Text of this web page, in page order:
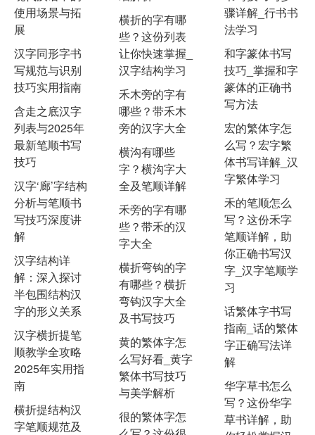
使用场景与拓
展
汉字同形字书
写规范与识别
技巧实用指南
含走之底汉字
列表与2025年
最新笔顺书写
技巧
汉字‘廊’字结构
分析与笔顺书
写技巧深度讲
解
汉字结构详
解：深入探讨
半包围结构汉
字的形义关系
汉字横折提笔
顺教学全攻略
2025年实用指
南
横折提结构汉
字笔顺规范及
横折的字有哪
些？这份列表
让你快速掌握_
汉字结构学习
禾木旁的字有
哪些？带禾木
旁的汉字大全
横沟有哪些
字？横沟字大
全及笔顺详解
禾旁的字有哪
些？带禾的汉
字大全
横折弯钩的字
有哪些？横折
弯钩汉字大全
及书写技巧
黄的繁体字怎
么写好看_黄字
繁体书写技巧
与美学解析
很的繁体字怎
骤详解_行书书
法学习
和字篆体书写
技巧_掌握和字
篆体的正确书
写方法
宏的繁体字怎
么写？宏字繁
体书写详解_汉
字繁体学习
禾的笔顺怎么
写？这份禾字
笔顺详解，助
你正确书写汉
字_汉字笔顺学
习
话繁体字书写
指南_话的繁体
字正确写法详
解
华字草书怎么
写？这份华字
草书详解，助